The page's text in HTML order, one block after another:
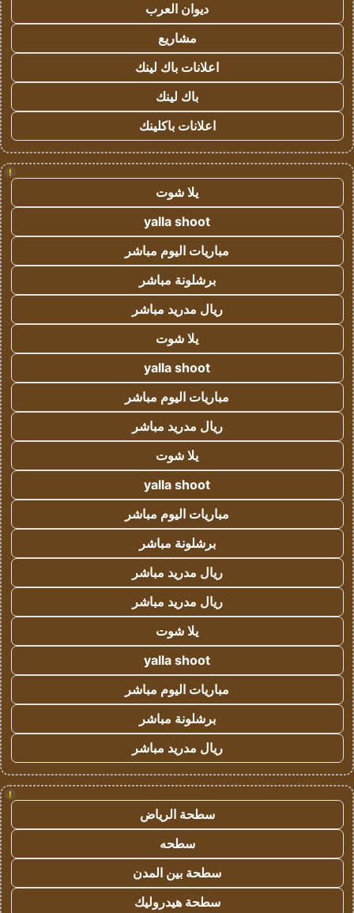
ديوان العرب
مشاريع
اعلانات باك لينك
باك لينك
اعلانات باكلينك
!
يلا شوت
yalla shoot
مباريات اليوم مباشر
برشلونة مباشر
ريال مدريد مباشر
يلا شوت
yalla shoot
مباريات اليوم مباشر
ريال مدريد مباشر
يلا شوت
yalla shoot
مباريات اليوم مباشر
برشلونة مباشر
ريال مدريد مباشر
ريال مدريد مباشر
يلا شوت
yalla shoot
مباريات اليوم مباشر
برشلونة مباشر
ريال مدريد مباشر
!
سطحة الرياض
سطحه
سطحة بين المدن
سطحة هيدروليك